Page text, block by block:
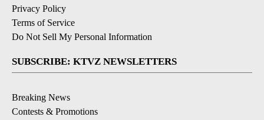
Privacy Policy
Terms of Service
Do Not Sell My Personal Information
SUBSCRIBE: KTVZ NEWSLETTERS
Breaking News
Contests & Promotions